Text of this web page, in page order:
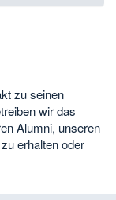
zu seinen
wir das
Alumni, unseren
erhalten oder